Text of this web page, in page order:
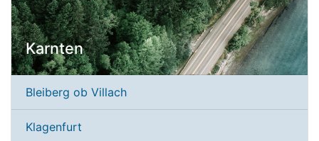
Karnten
Bleiberg ob Villach
Klagenfurt